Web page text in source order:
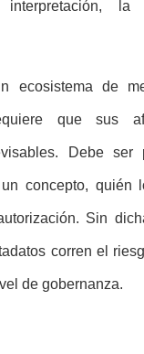
interpretación,
ecosistema de
que sus
Debe ser
concepto, quién
Sin
corren el
de gobernanza.